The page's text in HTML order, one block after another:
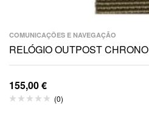
COMUNICAÇÕES E NAVEGAÇÃO
RELÓGIO OUTPOST CHRONO
155,00€
(0)